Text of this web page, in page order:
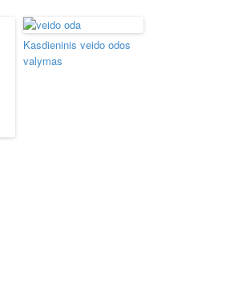
Kasdieninis veido odos
valymas